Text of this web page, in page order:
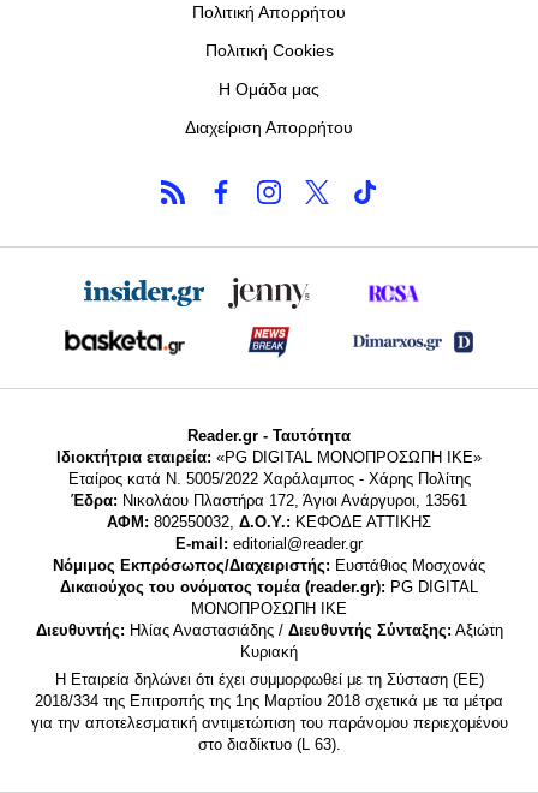
Πολιτική Απορρήτου
Πολιτική Cookies
Η Ομάδα μας
Διαχείριση Απορρήτου
Reader.gr - Ταυτότητα
Ιδιοκτήτρια εταιρεία: «PG DIGITAL MONΟΠΡΟΣΩΠΗ ΙΚΕ»
Εταίρος κατά Ν. 5005/2022 Χαράλαμπος - Χάρης Πολίτης
Έδρα: Νικολάου Πλαστήρα 172, Άγιοι Ανάργυροι, 13561
ΑΦΜ: 802550032, Δ.Ο.Υ.: ΚΕΦΟΔΕ ΑΤΤΙΚΗΣ
E-mail: editorial@reader.gr
Νόμιμος Εκπρόσωπος/Διαχειριστής: Ευστάθιος Μοσχονάς
Δικαιούχος του ονόματος τομέα (reader.gr): PG DIGITAL
MONΟΠΡΟΣΩΠΗ ΙΚΕ
Διευθυντής: Ηλίας Αναστασιάδης / Διευθυντής Σύνταξης: Αξιώτη
Κυριακή
Η Εταιρεία δηλώνει ότι έχει συμμορφωθεί με τη Σύσταση (ΕΕ)
2018/334 της Επιτροπής της 1ης Μαρτίου 2018 σχετικά με τα μέτρα
για την αποτελεσματική αντιμετώπιση του παράνομου περιεχομένου
στο διαδίκτυο (L 63).